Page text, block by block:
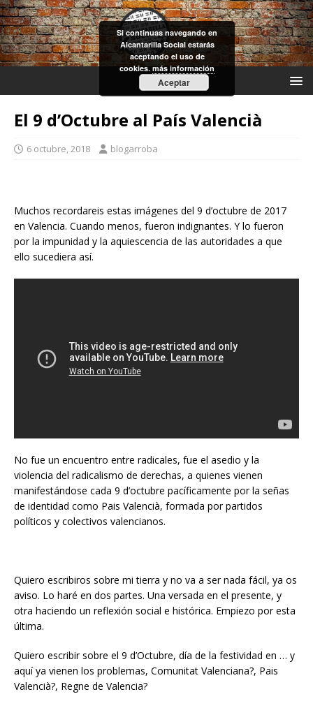
El 9 d’Octubre al País Valencià
6 octubre, 2018 blogarroba
Muchos recordareis estas imágenes del 9 d’octubre de 2017
en Valencia. Cuando menos, fueron indignantes. Y lo fueron
por la impunidad y la aquiescencia de las autoridades a que
ello sucediera así.
No fue un encuentro entre radicales, fue el asedio y la
violencia del radicalismo de derechas, a quienes vienen
manifestándose cada 9 d’octubre pacíficamente por la señas
de identidad como Pais Valencià, formada por partidos
políticos y colectivos valencianos.
Quiero escribiros sobre mi tierra y no va a ser nada fácil, ya os
aviso. Lo haré en dos partes. Una versada en el presente, y
otra haciendo un reflexión social e histórica. Empiezo por esta
última.
Quiero escribir sobre el 9 d’Octubre, día de la festividad en … y
aquí ya vienen los problemas, Comunitat Valenciana?, Pais
Valencià?, Regne de Valencia?
Si continuas navegando en
Alcantarilla Social estarás
aceptando el uso de
cookies.más información
Aceptar